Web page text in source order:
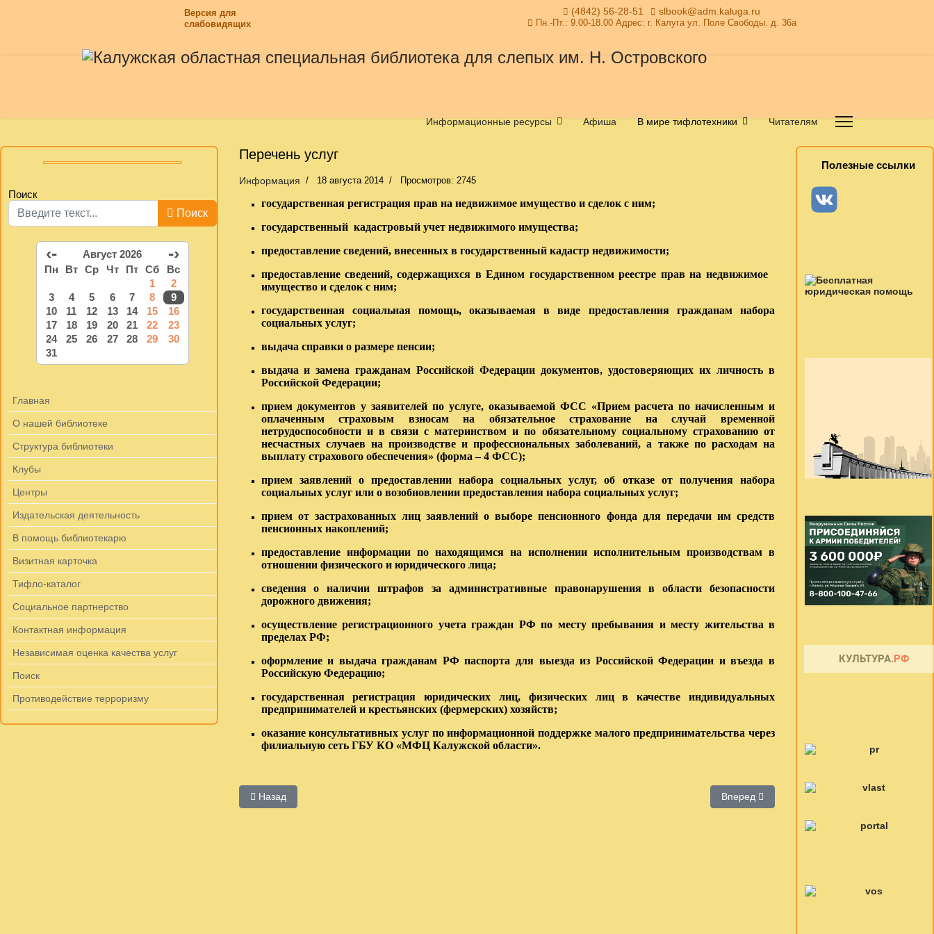
Версия для
слабовидящих
(4842) 56-28-51 slbook@adm.kaluga.ru
Пн.-Пт.: 9.00-18.00 Адрес: г. Калуга ул. Поле Свободы. д. 36а
Информационные ресурсы Афиша В мире тифлотехники Читателям
Поиск
Поиск
‹- Август 2026 -›
Пн Вт Ср Чт Пт Сб
Вс
1
2
3
4 5 6 7 8
9
10
11 12 13 14 15
16
17
18 19 20 21 22
23
24
25 26 27 28 29
30
31
Главная
О нашей библиотеке
Структура библиотеки
Клубы
Центры
Издательская деятельность
В помощь библиотекарю
Визитная карточка
Тифло-каталог
Социальное партнерство
Контактная информация
Независимая оценка качества услуг
Поиск
Противодействие терроризму
Перечень услуг
Информация 18 августа 2014 Просмотров: 2745
государственная регистрация прав на недвижимое имущество и сделок с ним;
государственный кадастровый учет недвижимого имущества;
предоставление сведений, внесенных в государственный кадастр недвижимости;
предоставление сведений, содержащихся в Едином государственном реестре прав на недвижимое
имущество и сделок с ним;
государственная социальная помощь, оказываемая в виде предоставления гражданам набора
социальных услуг;
выдача справки о размере пенсии;
выдача и замена гражданам Российской Федерации документов, удостоверяющих их личность в
Российской Федерации;
прием документов у заявителей по услуге, оказываемой ФСС «Прием расчета по начисленным и
оплаченным страховым взносам на обязательное страхование на случай временной
нетрудоспособности и в связи с материнством и по обязательному социальному страхованию от
несчастных случаев на производстве и профессиональных заболеваний, а также по расходам на
выплату страхового обеспечения» (форма – 4 ФСС);
прием заявлений о предоставлении набора социальных услуг, об отказе от получения набора
социальных услуг или о возобновлении предоставления набора социальных услуг;
прием от застрахованных лиц заявлений о выборе пенсионного фонда для передачи им средств
пенсионных накоплений;
предоставление информации по находящимся на исполнении исполнительным производствам в
отношении физического и юридического лица;
сведения о наличии штрафов за административные правонарушения в области безопасности
дорожного движения;
осуществление регистрационного учета граждан РФ по месту пребывания и месту жительства в
пределах РФ;
оформление и выдача гражданам РФ паспорта для выезда из Российской Федерации и въезда в
Российскую Федерацию;
государственная регистрация юридических лиц, физических лиц в качестве индивидуальных
предпринимателей и крестьянских (фермерских) хозяйств;
оказание консультативных услуг по информационной поддержке малого предпринимательства через
филиальную сеть ГБУ КО «МФЦ Калужской области».
Предыдущий: События
Назад Следующий: Конкурс "Лучшая книга лета"
Вперед
Полезные ссылки